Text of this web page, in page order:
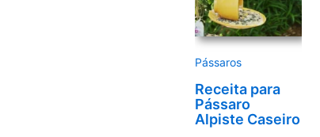
í
d
e
Pássaros
Receita para
Pássaro
Alpiste Caseiro